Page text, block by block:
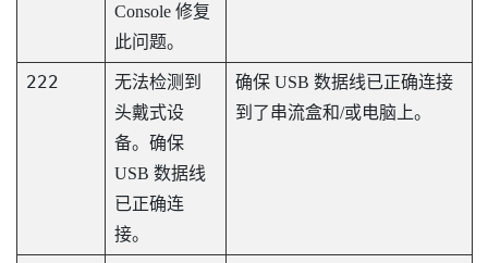
Console 修复
此问题。
222
无法检测到
头戴式设
备。确保
USB 数据线
已正确连
接。
确保 USB 数据线已正确连接
到了串流盒和/或电脑上。